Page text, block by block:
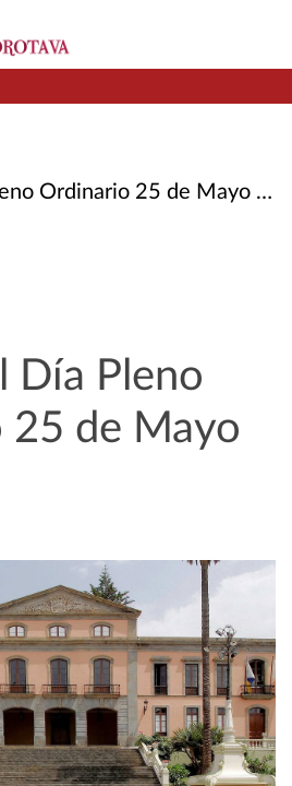
Ordinario 25 de Mayo 2026
Día Pleno
25 de Mayo